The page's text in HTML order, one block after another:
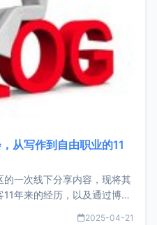
从写作到自由职业的11
一次线下分享内容，现将其
年来的经历，以及通过博客
2025-04-21